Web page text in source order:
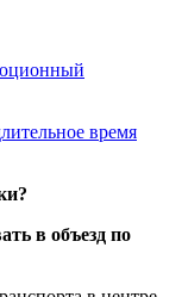
время
в объезд по